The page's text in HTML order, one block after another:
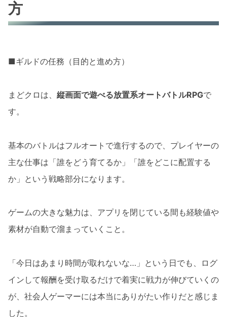
方
■ギルドの任務（目的と進め方）
まどクロは、 縦画面で遊べる放置系オートバトルRPGで
す。
基本のバトルはフルオートで進行するので、プレイヤーの
主な仕事は「誰をどう育てるか」「誰をどこに配置する
か」という戦略部分になります。
ゲームの大きな魅力は、アプリを閉じている間も経験値や
素材が自動で溜まっていくこと。
「今日はあまり時間が取れないな…」という日でも、ログ
インして報酬を受け取るだけで着実に戦力が伸びていくの
が、社会人ゲーマーには本当にありがたい作りだと感じま
した。